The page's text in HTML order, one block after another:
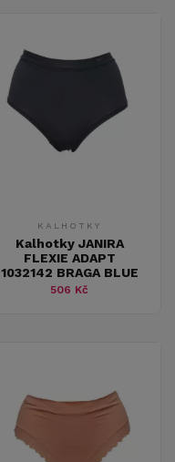
KALHOTKY
Kalhotky JANIRA
FLEXIE ADAPT
1032142 BRAGA BLUE
506 Kč